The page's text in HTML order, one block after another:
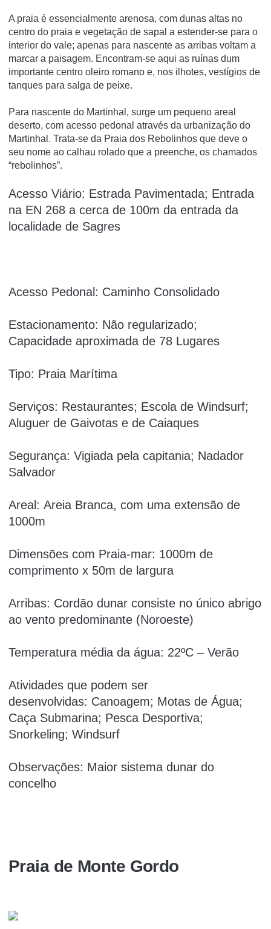
A praia é essencialmente arenosa, com dunas altas no
centro do praia e vegetação de sapal a estender-se para o
interior do vale; apenas para nascente as arribas voltam a
marcar a paisagem. Encontram-se aqui as ruínas dum
importante centro oleiro romano e, nos ilhotes, vestígios de
tanques para salga de peixe.
Para nascente do Martinhal, surge um pequeno areal
deserto, com acesso pedonal através da urbanização do
Martinhal. Trata-se da Praia dos Rebolinhos que deve o
seu nome ao calhau rolado que a preenche, os chamados
“rebolinhos”.
Acesso Viário: Estrada Pavimentada; Entrada
na EN 268 a cerca de 100m da entrada da
localidade de Sagres
Acesso Pedonal: Caminho Consolidado
Estacionamento: Não regularizado;
Capacidade aproximada de 78 Lugares
Tipo: Praia Marítima
Serviços: Restaurantes; Escola de Windsurf;
Aluguer de Gaivotas e de Caiaques
Segurança: Vigiada pela capitania; Nadador
Salvador
Areal: Areia Branca, com uma extensão de
1000m
Dimensões com Praia-mar: 1000m de
comprimento x 50m de largura
Arribas: Cordão dunar consiste no único abrigo
ao vento predominante (Noroeste)
Temperatura média da água: 22ºC – Verão
Atividades que podem ser
desenvolvidas: Canoagem; Motas de Água;
Caça Submarina; Pesca Desportiva;
Snorkeling; Windsurf
Observações: Maior sistema dunar do
concelho
Praia de Monte Gordo